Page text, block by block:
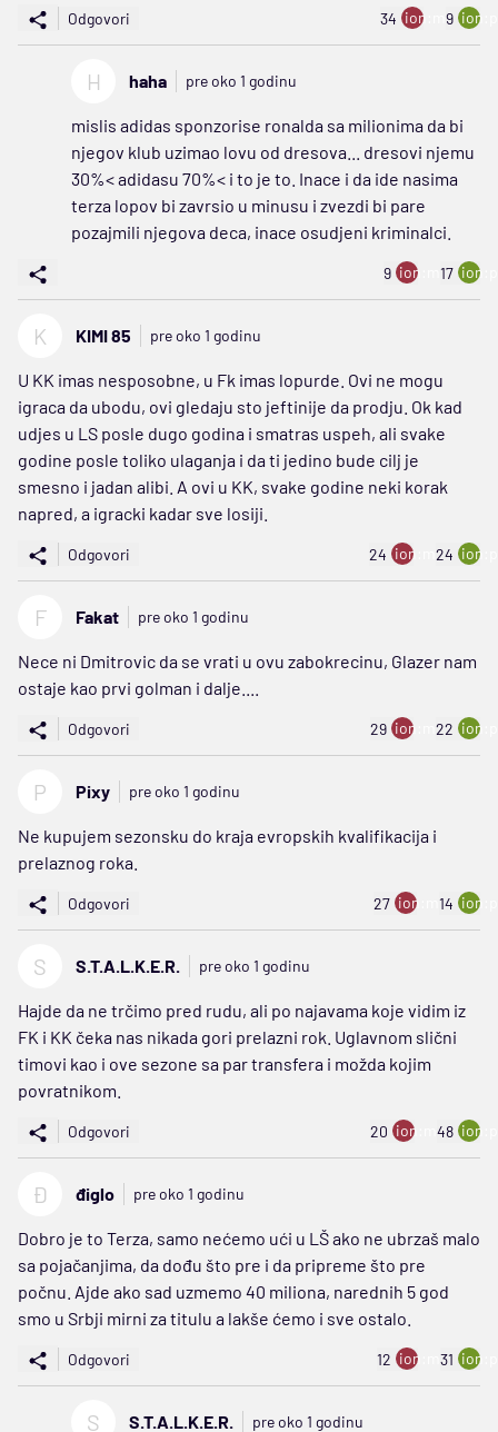
Odgovori 34 ion:minus
9
H haha pre oko 1 godinu
mislis adidas sponzorise ronalda sa milionima da bi
njegov klub uzimao lovu od dresova... dresovi njemu
30%< adidasu 70%< i to je to. Inace i da ide nasima
terza lopov bi zavrsio u minusu i zvezdi bi pare
pozajmili njegova deca, inace osudjeni kriminalci.
9 ion:minus
17
K KIMI 85 pre oko 1 godinu
U KK imas nesposobne, u Fk imas lopurde. Ovi ne mogu
igraca da ubodu, ovi gledaju sto jeftinije da prodju. Ok kad
udjes u LS posle dugo godina i smatras uspeh, ali svake
godine posle toliko ulaganja i da ti jedino bude cilj je
smesno i jadan alibi. A ovi u KK, svake godine neki korak
napred, a igracki kadar sve losiji.
Odgovori 24 ion:minus
24
F Fakat pre oko 1 godinu
Nece ni Dmitrovic da se vrati u ovu zabokrecinu, Glazer nam
ostaje kao prvi golman i dalje....
Odgovori 29 ion:minus
22
P Pixy pre oko 1 godinu
Ne kupujem sezonsku do kraja evropskih kvalifikacija i
prelaznog roka.
Odgovori 27 ion:minus
14
S S.T.A.L.K.E.R. pre oko 1 godinu
Hajde da ne trčimo pred rudu, ali po najavama koje vidim iz
FK i KK čeka nas nikada gori prelazni rok. Uglavnom slični
timovi kao i ove sezone sa par transfera i možda kojim
povratnikom.
Odgovori 20 ion:minus
48
Đ điglo pre oko 1 godinu
Dobro je to Terza, samo nećemo ući u LŠ ako ne ubrzaš malo
sa pojačanjima, da dođu što pre i da pripreme što pre
počnu. Ajde ako sad uzmemo 40 miliona, narednih 5 god
smo u Srbji mirni za titulu a lakše ćemo i sve ostalo.
Odgovori 12 ion:minus
31
S S.T.A.L.K.E.R. pre oko 1 godinu